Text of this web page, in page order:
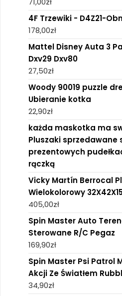
4F Trzewiki - D4Z21-
178,00zł
Mattel Disney Auta 3
Dxv29 Dxv80
27,50zł
Woody 90019 puzzle
Ubieranie kotka
22,90zł
każda maskotka ma
Pluszaki sprzedawane
prezentowych
rączką
Vicky Martín Berrocal
Wielokolorowy
405,00zł
Spin Master Auto
Sterowane R/C Pegaz
169,90zł
Spin Master Psi Patrol
Akcji Ze Światłem
34,90zł